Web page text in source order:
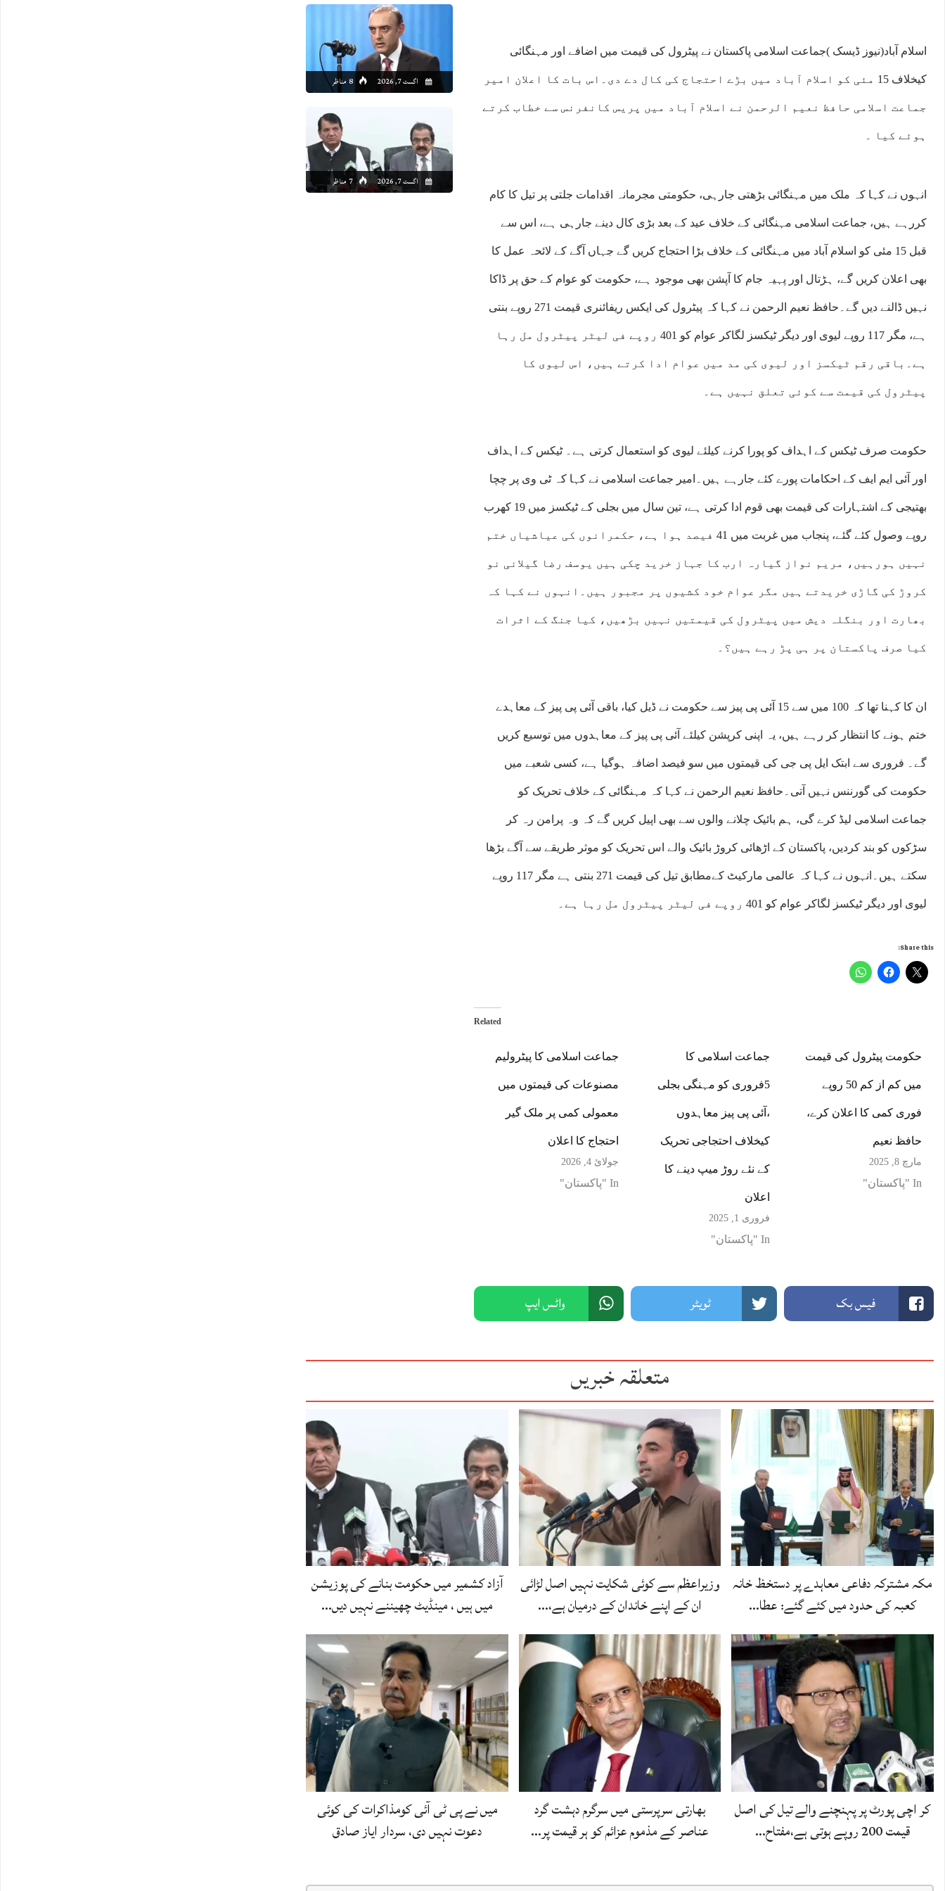
اگست 7, 2026 8 مناظر
اگست 7, 2026 7 مناظر
اسلام آباد(نیوز ڈیسک )جماعت اسلامی پاکستان نے پیٹرول کی قیمت میں اضافے اور مہنگائی
کیخلاف 15 مئی کو اسلام آباد میں بڑے احتجاج کی کال دے دی۔اس بات کا اعلان امیر
جماعت اسلامی حافظ نعیم الرحمن نے اسلام آباد میں پریس کانفرنس سے خطاب کرتے
ہوئے کیا ۔
انہوں نے کہا کہ ملک میں مہنگائی بڑھتی جارہی، حکومتی مجرمانہ اقدامات جلتی پر تیل کا کام
کررہے ہیں، جماعت اسلامی مہنگائی کے خلاف عید کے بعد بڑی کال دینے جارہی ہے، اس سے
قبل 15 مئی کو اسلام آباد میں مہنگائی کے خلاف بڑا احتجاج کریں گے جہاں آگے کے لائحہ عمل کا
بھی اعلان کریں گے، ہڑتال اور پہیہ جام کا آپشن بھی موجود ہے، حکومت کو عوام کے حق پر ڈاکا
نہیں ڈالنے دیں گے۔حافظ نعیم الرحمن نے کہا کہ پیٹرول کی ایکس ریفائنری قیمت 271 روپے بنتی
ہے، مگر 117 روپے لیوی اور دیگر ٹیکسز لگاکر عوام کو 401 روپے فی لیٹر پیٹرول مل رہا
ہے۔باقی رقم ٹیکسز اور لیوی کی مد میں عوام ادا کرتے ہیں، اس لیوی کا
پیٹرول کی قیمت سے کوئی تعلق نہیں ہے۔
حکومت صرف ٹیکس کے اہداف کو پورا کرنے کیلئے لیوی کو استعمال کرتی ہے۔ ٹیکس کے اہداف
اور آئی ایم ایف کے احکامات پورے کئے جارہے ہیں۔امیر جماعت اسلامی نے کہا کہ ٹی وی پر چچا
بھتیجی کے اشتہارات کی قیمت بھی قوم ادا کرتی ہے، تین سال میں بجلی کے ٹیکسز میں 19 کھرب
روپے وصول کئے گئے، پنجاب میں غربت میں 41 فیصد ہوا ہے، حکمرانوں کی عیاشیاں ختم
نہیں ہورہیں، مریم نواز گیارہ ارب کا جہاز خرید چکی ہیں یوسف رضا گیلانی نو
کروڑ کی گاڑی خریدتے ہیں مگر عوام خود کشیوں پر مجبور ہیں۔انہوں نے کہا کہ
بھارت اور بنگلہ دیش میں پیٹرول کی قیمتیں نہیں بڑھیں، کیا جنگ کے اثرات
کیا صرف پاکستان پر ہی پڑ رہے ہیں؟۔
ان کا کہنا تھا کہ 100 میں سے 15 آئی پی پیز سے حکومت نے ڈیل کیا، باقی آئی پی پیز کے معاہدے
ختم ہونے کا انتظار کر رہے ہیں، یہ اپنی کرپشن کیلئے آئی پی پیز کے معاہدوں میں توسیع کریں
گے۔ فروری سے ابتک ایل پی جی کی قیمتوں میں سو فیصد اضافہ ہوگیا ہے، کسی شعبے میں
حکومت کی گورننس نہیں آتی۔حافظ نعیم الرحمن نے کہا کہ مہنگائی کے خلاف تحریک کو
جماعت اسلامی لیڈ کرے گی، ہم بائیک چلانے والوں سے بھی اپیل کریں گے کہ وہ پرامن رہ کر
سڑکوں کو بند کردیں، پاکستان کے اڑھائی کروڑ بائیک والے اس تحریک کو موثر طریقے سے آگے بڑھا
سکتے ہیں۔انہوں نے کہا کہ عالمی مارکیٹ کےمطابق تیل کی قیمت 271 بنتی ہے مگر 117 روپے
لیوی اور دیگر ٹیکسز لگاکر عوام کو 401 روپے فی لیٹر پیٹرول مل رہا ہے۔
Share this:
Related
جماعت اسلامی کا پیٹرولیم
مصنوعات کی قیمتوں میں
معمولی کمی پر ملک گیر
احتجاج کا اعلان
جولائ 4, 2026
In "پاکستان"
جماعت اسلامی کا
5فروری کو مہنگی بجلی
،آئی پی پیز معاہدوں
کیخلاف احتجاجی تحریک
کے نئے روڑ میپ دینے کا
اعلان
فروری 1, 2025
In "پاکستان"
حکومت پیٹرول کی قیمت
میں کم از کم 50 روپے
فوری کمی کا اعلان کرے،
حافظ نعیم
مارچ 8, 2025
In "پاکستان"
فیس بک ٹویٹر واٹس ایپ
متعلقہ خبریں
مکہ مشترکہ دفاعی معاہدے پر دستخظ خانہ
کعبہ کی حدود میں کئے گئے: عطا…
وزیراعظم سے کوئی شکایت نہیں اصل لڑائی
ان کے اپنے خاندان کے درمیان ہے،…
آزاد کشمیر میں حکومت بنانے کی پوزیشن
میں ہیں ، مینڈیٹ چھیننے نہیں دیں…
کر اچی پورٹ پر پہنچنے والے تیل کی اصل
قیمت 200 روپے ہوتی ہے،مفتاح…
بھارتی سرپرستی میں سرگرم دہشت گرد
عناصر کے مذموم عزائم کو ہر قیمت پر…
میں نے پی ٹی آئی کومذاکرات کی کوئی
دعوت نہیں دی، سردار ایاز صادق